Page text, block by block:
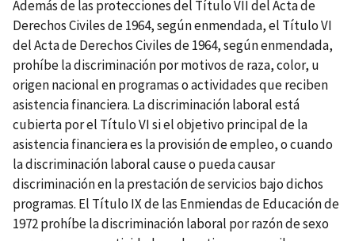
Además de las protecciones del Título VII del Acta de
Derechos Civiles de 1964, según enmendada, el Título VI
del Acta de Derechos Civiles de 1964, según enmendada,
prohíbe la discriminación por motivos de raza, color, u
origen nacional en programas o actividades que reciben
asistencia financiera. La discriminación laboral está
cubierta por el Título VI si el objetivo principal de la
asistencia financiera es la provisión de empleo, o cuando
la discriminación laboral cause o pueda causar
discriminación en la prestación de servicios bajo dichos
programas. El Título IX de las Enmiendas de Educación de
1972 prohíbe la discriminación laboral por razón de sexo